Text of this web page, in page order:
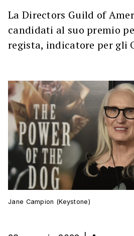
La Directors Guild of
candidati al suo premio
regista, indicatore per gli
Jane Campion (Keystone)